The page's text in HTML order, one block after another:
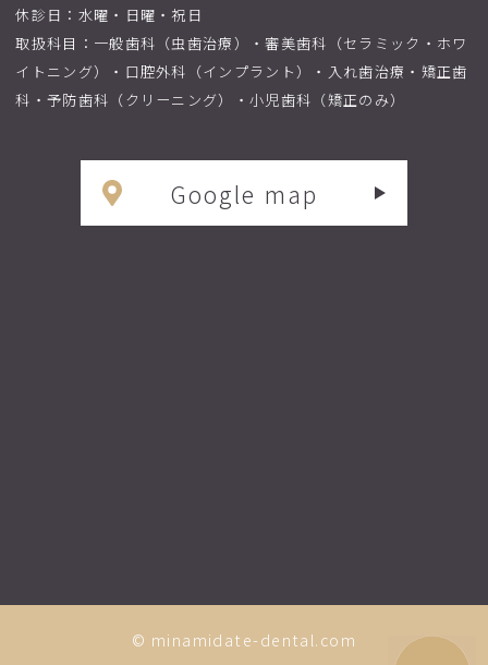
休診日：水曜・日曜・祝日
取扱科目：一般歯科（虫歯治療）・審美歯科（セラミック・ホワ
イトニング）・口腔外科（インプラント）・入れ歯治療・矯正歯
科・予防歯科（クリーニング）・小児歯科（矯正のみ）
Google map
© minamidate-dental.com